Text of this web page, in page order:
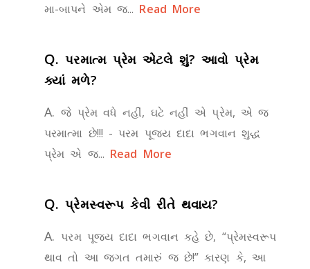
મા-બાપને એમ જ... Read More
Q.પરમાત્મ પ્રેમ એટલે શું? આવો પ્રેમ
ક્યાં મળે?
A.જે પ્રેમ વધે નહીં, ઘટે નહીં એ પ્રેમ, એ જ
પરમાત્મા છે!!! - પરમ પૂજ્ય દાદા ભગવાન શુદ્ધ
પ્રેમ એ જ... Read More
Q.પ્રેમસ્વરૂપ કેવી રીતે થવાય?
A. પરમ પૂજ્ય દાદા ભગવાન કહે છે, “પ્રેમસ્વરૂપ
થાવ તો આ જગત તમારું જ છે!” કારણ કે, આ